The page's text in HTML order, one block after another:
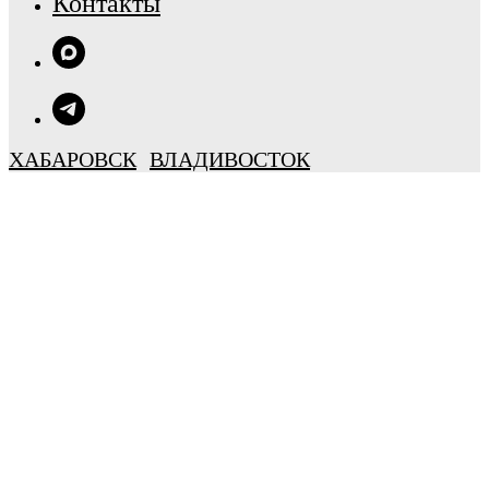
ХАБАРОВСК ВЛАДИВОСТОК